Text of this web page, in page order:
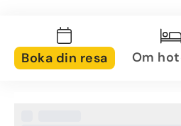
Boka din resa Om